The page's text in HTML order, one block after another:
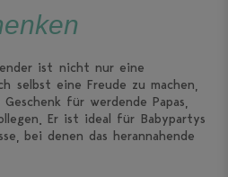
ist nicht nur eine
selbst eine Freude zu machen,
für werdende Papas,
Er ist ideal für Babypartys
bei denen das herannahende